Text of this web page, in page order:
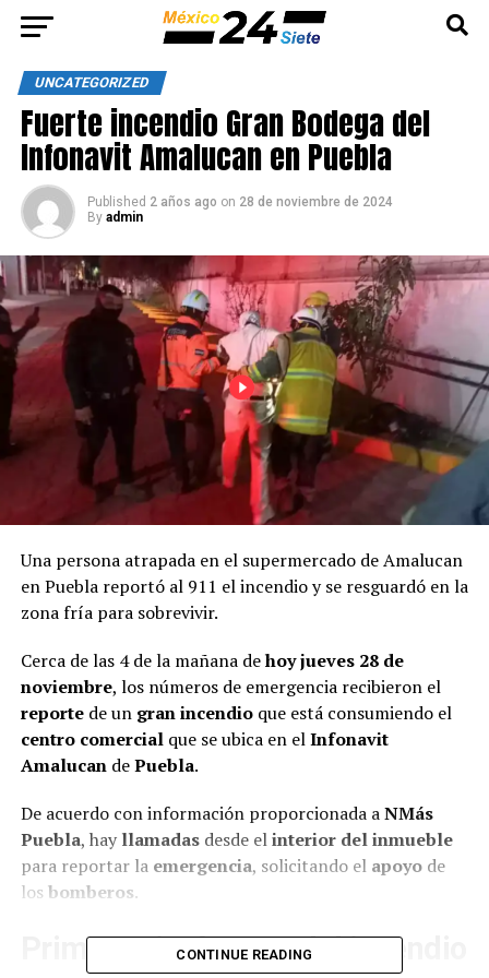
UNCATEGORIZED
Fuerte incendio Gran Bodega del
Infonavit Amalucan en Puebla
Published 2 años ago on 28 de noviembre de 2024
By admin
Una persona atrapada en el supermercado de Amalucan
en Puebla reportó al 911 el incendio y se resguardó en la
zona fría para sobrevivir.
Cerca de las 4 de la mañana dehoy jueves 28 de
noviembre, los números de emergencia recibieron el
reporte de un gran incendioque está consumiendo el
centro comercialque se ubica en elInfonavit
Amalucan dePuebla.
De acuerdo con información proporcionada aNMás
Puebla, hay llamadas desde elinterior del inmueble
para reportar la emergencia, solicitando el apoyo de
los bomberos.
Primeras imágenes del incendio
CONTINUE READING